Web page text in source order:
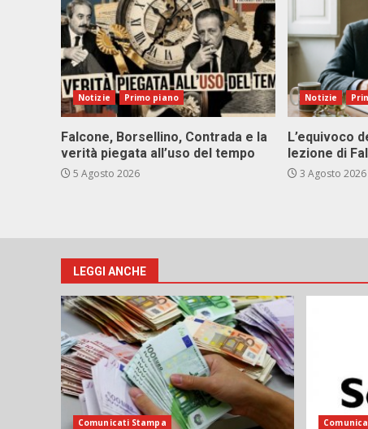
Notizie Primo piano
Falcone, Borsellino, Contrada e la
verità piegata all’uso del tempo
5 Agosto 2026
Notizie
L’equivoco
lezione di
3 Agosto 2026
LEGGI ANCHE
Comunicati Stampa